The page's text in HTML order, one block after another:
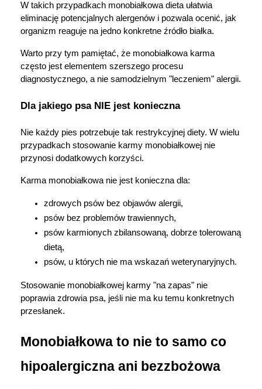
W takich przypadkach monobiałkowa dieta ułatwia
eliminację potencjalnych alergenów i pozwala ocenić, jak
organizm reaguje na jedno konkretne źródło białka.
Warto przy tym pamiętać, że monobiałkowa karma
często jest elementem szerszego procesu
diagnostycznego, a nie samodzielnym "leczeniem" alergii.
Dla jakiego psa NIE jest konieczna
Nie każdy pies potrzebuje tak restrykcyjnej diety. W wielu
przypadkach stosowanie karmy monobiałkowej nie
przynosi dodatkowych korzyści.
Karma monobiałkowa nie jest konieczna dla:
zdrowych psów bez objawów alergii,
psów bez problemów trawiennych,
psów karmionych zbilansowaną, dobrze tolerowaną
dietą,
psów, u których nie ma wskazań weterynaryjnych.
Stosowanie monobiałkowej karmy "na zapas" nie
poprawia zdrowia psa, jeśli nie ma ku temu konkretnych
przesłanek.
Monobiałkowa to nie to samo co
hipoalergiczna ani bezzbożowa